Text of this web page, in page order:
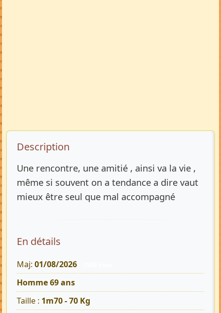
Description de l’annonce
Description
Une rencontre, une amitié , ainsi va la vie ,
même si souvent on a tendance a dire vaut
mieux être seul que mal accompagné
En détails
Maj: 01/08/2026
Homme 69 ans
Taille : 1m70 - 70 Kg